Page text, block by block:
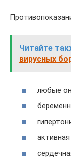
Читайте
вирусных
любые